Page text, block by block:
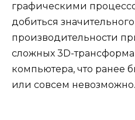
графическими
добиться
производительности
сложных 3D-
компьютера, что ранее
или совсем невозможно.